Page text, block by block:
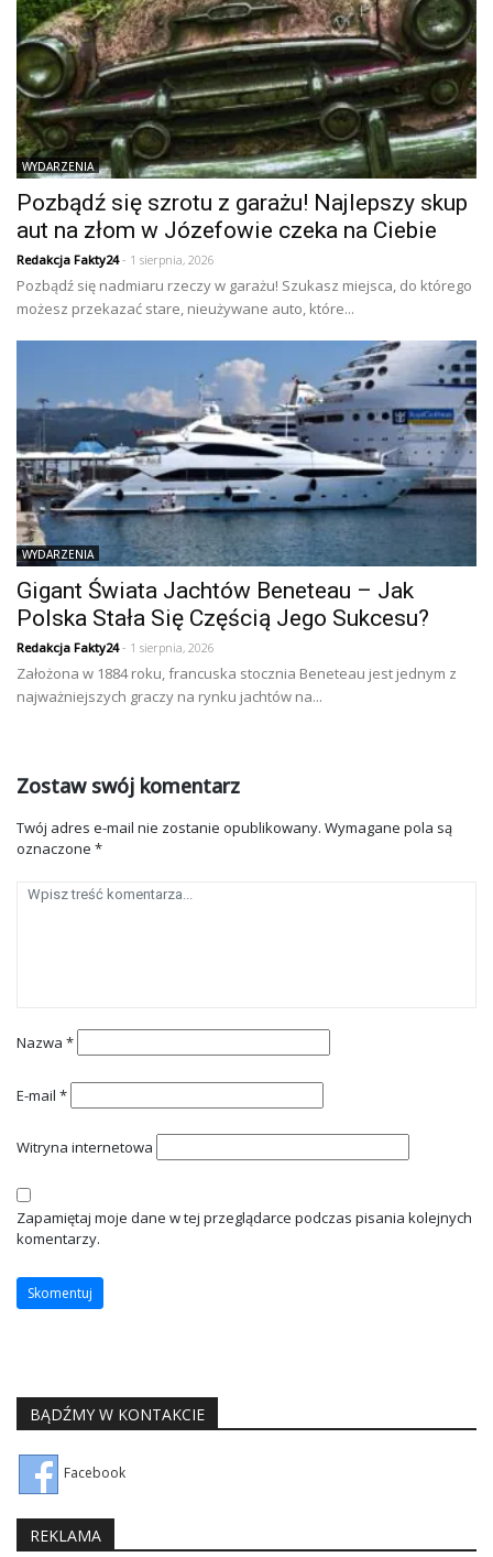
WYDARZENIA
Pozbądź się szrotu z garażu! Najlepszy skup
aut na złom w Józefowie czeka na Ciebie
Redakcja Fakty24- 1 sierpnia, 2026
Pozbądź się nadmiaru rzeczy w garażu! Szukasz miejsca, do którego
możesz przekazać stare, nieużywane auto, które...
WYDARZENIA
Gigant Świata Jachtów Beneteau – Jak
Polska Stała Się Częścią Jego Sukcesu?
Redakcja Fakty24- 1 sierpnia, 2026
Założona w 1884 roku, francuska stocznia Beneteau jest jednym z
najważniejszych graczy na rynku jachtów na...
Zostaw swój komentarz
Twój adres e-mail nie zostanie opublikowany. Wymagane pola są
oznaczone *
Nazwa *
E-mail *
Witryna internetowa
Zapamiętaj moje dane w tej przeglądarce podczas pisania kolejnych
komentarzy.
BĄDŹMY W KONTAKCIE
Facebook
REKLAMA